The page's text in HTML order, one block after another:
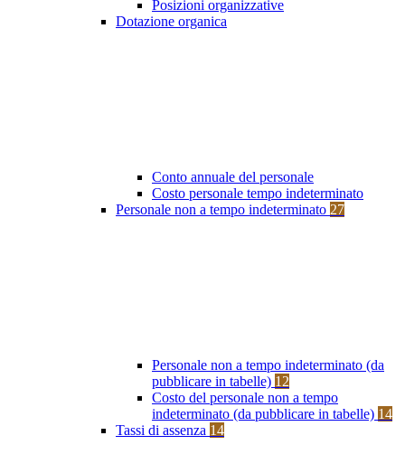
Posizioni organizzative
Dotazione organica
Conto annuale del personale
Costo personale tempo indeterminato
Personale non a tempo indeterminato 27
Personale non a tempo indeterminato (da
pubblicare in tabelle) 12
Costo del personale non a tempo
indeterminato (da pubblicare in tabelle) 14
Tassi di assenza 14